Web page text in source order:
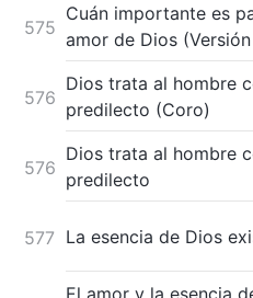
575
Cuán importante es
amor de Dios
576
Dios trata al hombre
predilecto (Coro)
576
Dios trata al hombre
predilecto
577 La esencia de Dios
El amor y la esencia